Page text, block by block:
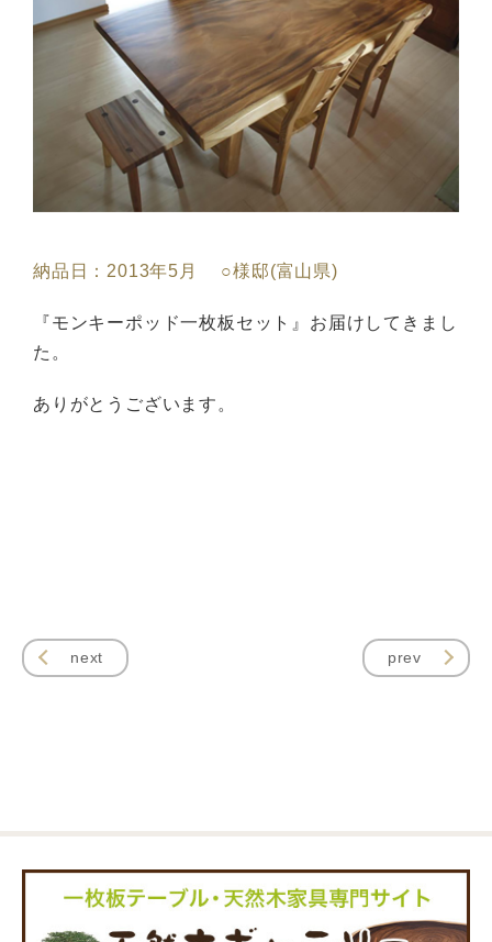
納品日：2013年5月 ○様邸(富山県)
『モンキーポッド一枚板セット』お届けしてきまし
た。
ありがとうございます。
next prev